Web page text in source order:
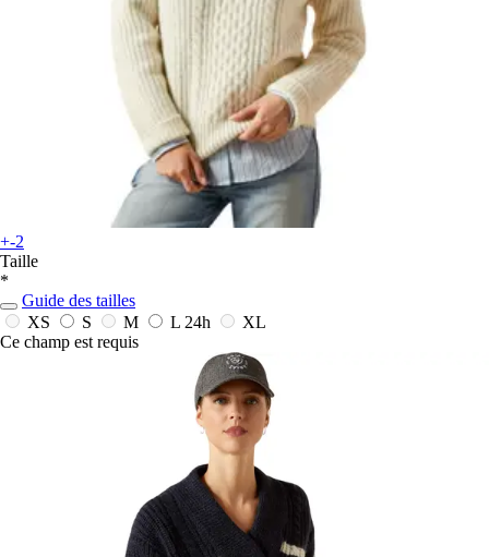
+-2
Taille
*
Guide des tailles
XS
S M L 24h
XL
Ce champ est requis